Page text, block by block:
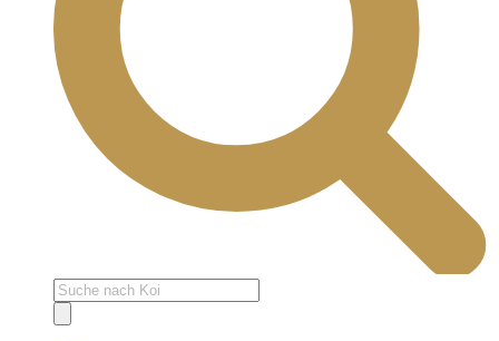
Products
search